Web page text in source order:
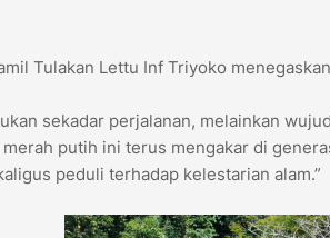
Tulakan Lettu Inf Triyoko
sekadar perjalanan, melainkan
putih ini terus mengakar di
peduli terhadap kelestarian alam.”